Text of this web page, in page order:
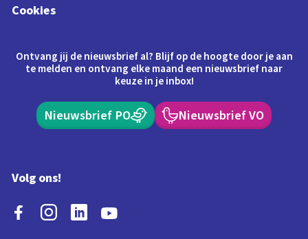
Cookies
Ontvang jij de nieuwsbrief al? Blijf op de hoogte door je aan
te melden en ontvang elke maand een nieuwsbrief naar
keuze in je inbox!
Nieuwsbrief PO Nieuwsbrief VO
Volg ons!